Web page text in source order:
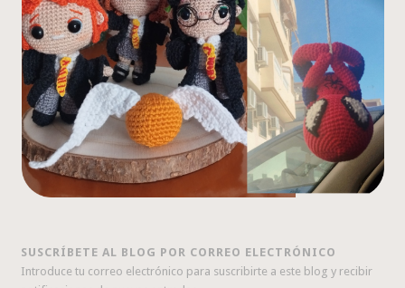
SUSCRÍBETE AL BLOG POR CORREO ELECTRÓNICO
Introduce tu correo electrónico para suscribirte a este blog y recibir